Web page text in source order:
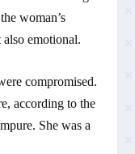
woman’s
emotional.
compromised.
according to the
She was a